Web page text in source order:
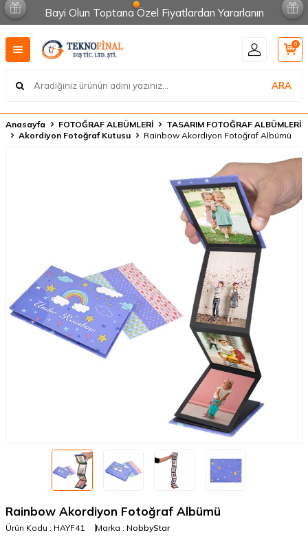
Bayi Olun Toptana Özel Fiyatlardan Yararlanın
ARA
0
Anasayfa FOTOĞRAF ALBÜMLERİ
TASARIM FOTOĞRAF ALBÜMLERİ
Akordiyon Fotoğraf Kutusu
Rainbow Akordiyon Fotoğraf Albümü
Rainbow Akordiyon Fotoğraf Albümü
Ürün Kodu : HAYF41 Marka : NobbyStar